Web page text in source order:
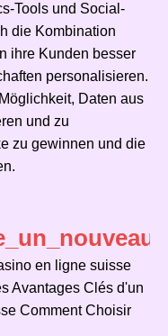
Tools und Social-
die Kombination
ihre Kunden besser
personalisieren.
Daten aus
und zu
zu gewinnen und die
en ligne suisse
Avantages Clés d'un
Comment Choisir